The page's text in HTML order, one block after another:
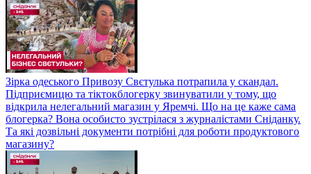
Зірка одеського Привозу Свєтулька потрапила у скандал.
Підприємицю та тіктокблогерку звинуватили у тому, що
відкрила нелегальний магазин у Яремчі. Що на це каже сама
блогерка? Вона особисто зустрілася з журналістами Сніданку.
Та які дозвільні документи потрібні для роботи продуктового
магазину?